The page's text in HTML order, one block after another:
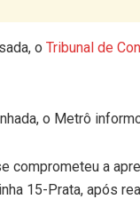
o Tribunal de
o Metrô
comprometeu a
15-Prata, após